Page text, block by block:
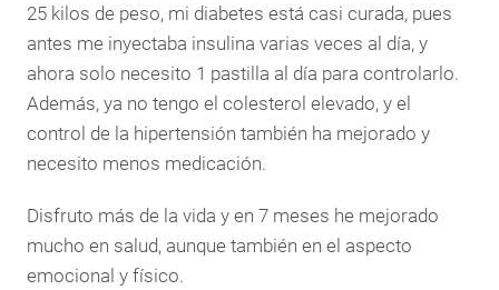
25 kilos de peso, mi diabetes está casi curada, pues
antes me inyectaba insulina varias veces al día, y
ahora solo necesito 1 pastilla al día para controlarlo.
Además, ya no tengo el colesterol elevado, y el
control de la hipertensión también ha mejorado y
necesito menos medicación.
Disfruto más de la vida y en 7 meses he mejorado
mucho en salud, aunque también en el aspecto
emocional y físico.